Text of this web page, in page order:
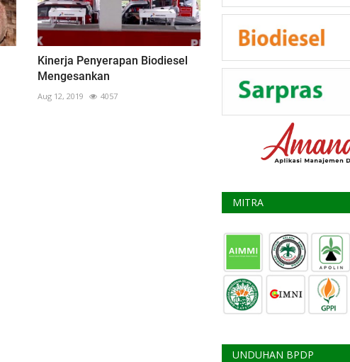
Kinerja Penyerapan Biodiesel
Mengesankan
Aug 12, 2019 4057
MITRA
UNDUHAN BPDP